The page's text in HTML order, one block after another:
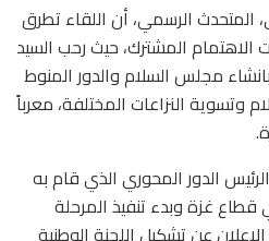
الرسمي، أن اللقاء تطرق
الاهتمام المشترك، حيث رحب السيد
مجلس السلام والدور المنوط
وتسوية النزاعات المختلفة، معرباً
الدور المحوري الذي قام به
غزة وبدء تنفيذ المرحلة
عن تشكيل اللجنة الوطنية